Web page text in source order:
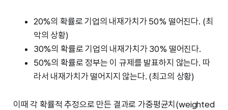
20%의 확률로 기업의 내재가치가 50% 떨어진다. (최
악의 상황)
30%의 확률로 기업의 내재가치가 30% 떨어진다.
50%의 확률로 정부는 이 규제를 발표하지 않는다. 따
라서 내재가치가 떨어지지 않는다. (최고의 상황)
이때 각 확률적 추정으로 만든 결과로 가중평균치(weighted